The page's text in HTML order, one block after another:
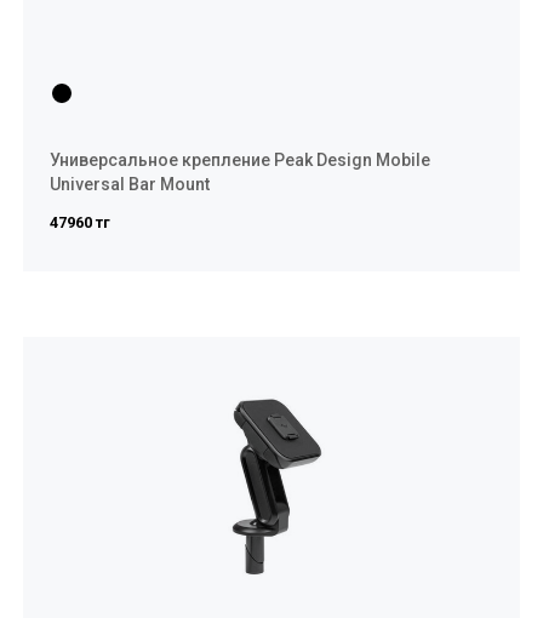
Универсальное крепление Peak Design Mobile
Universal Bar Mount
47960 тг